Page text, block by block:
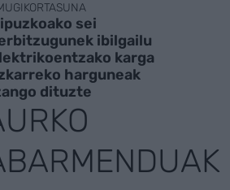
sei
ibilgailu
karga
harguneak
dituzte